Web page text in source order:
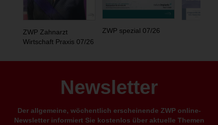
ZWP Zahnarzt
Wirtschaft Praxis 07/26
ZWP spezial 07/26
Newsletter
Der allgemeine, wöchentlich erscheinende ZWP online-
Newsletter informiert Sie kostenlos über aktuelle Themen